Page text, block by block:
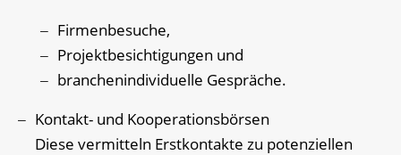
Firmenbesuche,
Projektbesichtigungen und
branchenindividuelle Gespräche.
Kontakt- und Kooperationsbörsen
Diese vermitteln Erstkontakte zu potenziellen